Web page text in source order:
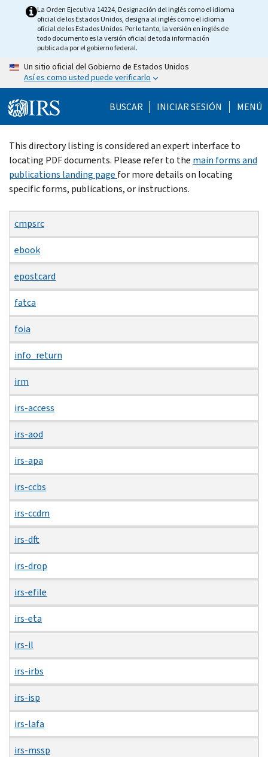
La Orden Ejecutiva 14224, Designación del inglés como el idioma
oficial de los Estados Unidos, designa al inglés como el idioma
oficial de los Estados Unidos. Por lo tanto, la versión en inglés de
todo documento es la versión oficial de toda información
publicada por el gobierno federal.
Un sitio oficial del Gobierno de Estados Unidos
Así es como usted puede verificarlo
BUSCAR INICIAR SESIÓN MENÚ
Beginning
of
main
content
This directory listing is considered an expert interface to
locating PDF documents. Please refer to the main forms and
publications landing page for more details on locating
specific forms, publications, or instructions.
cmpsrc
ebook
epostcard
fatca
foia
info_return
irm
irs-access
irs-aod
irs-apa
irs-ccbs
irs-ccdm
irs-dft
irs-drop
irs-efile
irs-eta
irs-il
irs-irbs
irs-isp
irs-lafa
irs-mssp